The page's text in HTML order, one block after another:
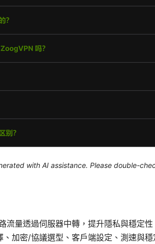
with AI assistance. Please double-
流量透過伺服器中轉，提升隱私與穩定
加密/協議選型、客戶端設定、測速與穩